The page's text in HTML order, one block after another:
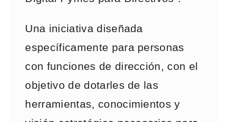
Una iniciativa diseñada
específicamente para personas
con funciones de dirección, con el
objetivo de dotarles de las
herramientas, conocimientos y